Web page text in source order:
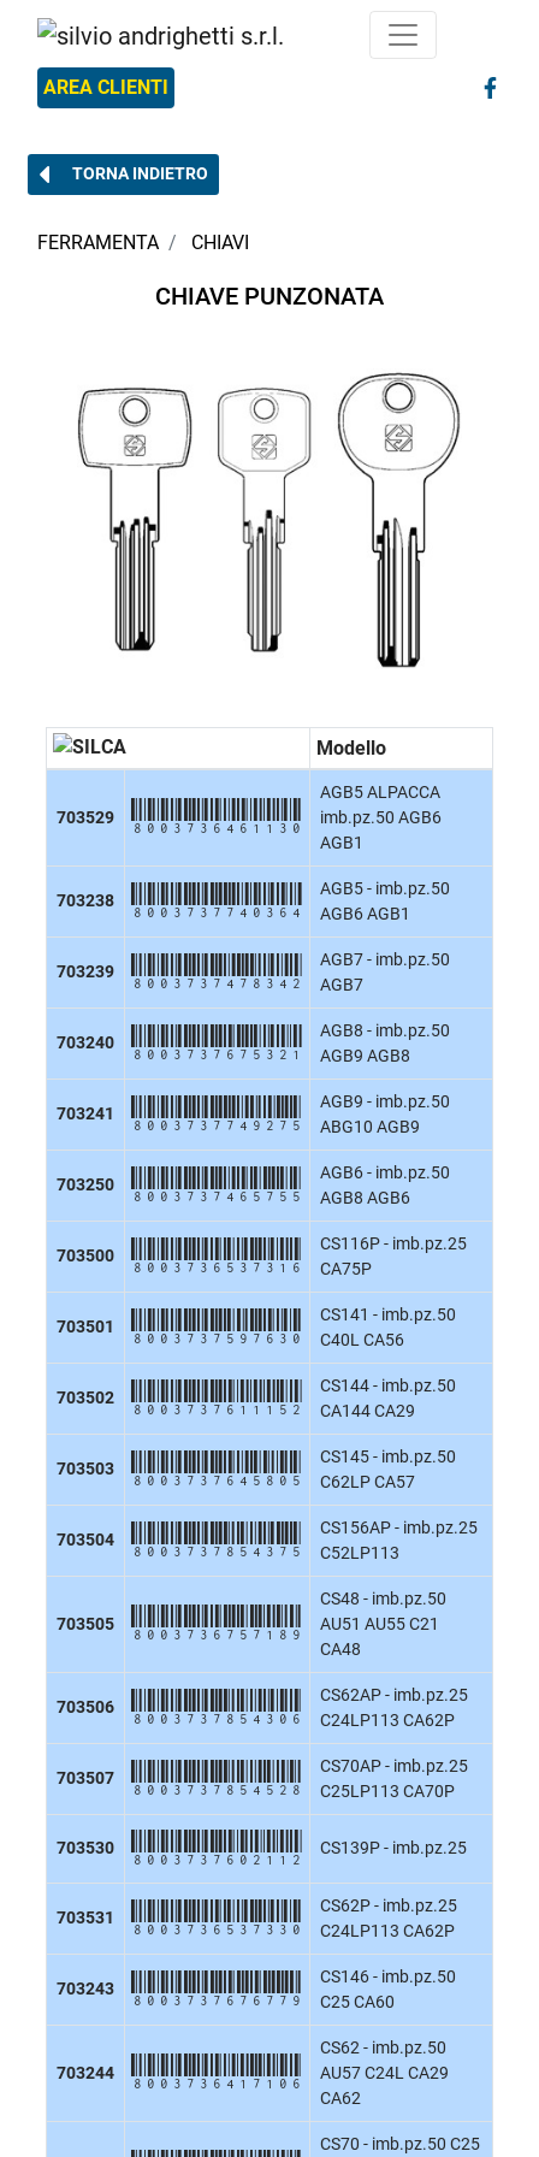
AREA CLIENTI
TORNA INDIETRO
FERRAMENTA CHIAVI
CHIAVE PUNZONATA
Modello
703529 8003736461130
AGB5 ALPACCA
imb.pz.50 AGB6
AGB1
703238 8003737740364
AGB5 - imb.pz.50
AGB6 AGB1
703239 8003737478342
AGB7 - imb.pz.50
AGB7
703240 8003737675321
AGB8 - imb.pz.50
AGB9 AGB8
703241 8003737749275
AGB9 - imb.pz.50
ABG10 AGB9
703250 8003737465755
AGB6 - imb.pz.50
AGB8 AGB6
703500 8003736537316
CS116P - imb.pz.25
CA75P
703501 8003737597630
CS141 - imb.pz.50
C40L CA56
703502 8003737611152
CS144 - imb.pz.50
CA144 CA29
703503 8003737645805
CS145 - imb.pz.50
C62LP CA57
703504 8003737854375
CS156AP - imb.pz.25
C52LP113
703505 8003736757189
CS48 - imb.pz.50
AU51 AU55 C21
CA48
703506 8003737854306
CS62AP - imb.pz.25
C24LP113 CA62P
703507 8003737854528
CS70AP - imb.pz.25
C25LP113 CA70P
703530 8003737602112 CS139P - imb.pz.25
703531 8003736537330
CS62P - imb.pz.25
C24LP113 CA62P
703243 8003737676779
CS146 - imb.pz.50
C25 CA60
703244 8003736417106
CS62 - imb.pz.50
AU57 C24L CA29
CA62
CS70 - imb.pz.50 C25